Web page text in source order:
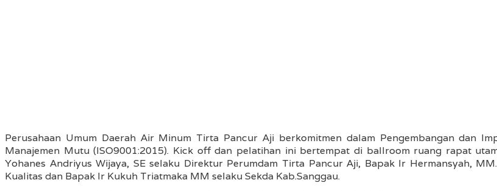
Perusahaan Umum Daerah Air Minum Tirta Pancur Aji berkomitmen dalam Pengembangan dan
Manajemen Mutu (ISO9001:2015). Kick off dan pelatihan ini bertempat di ballroom ruang rapat
Yohanes Andriyus Wijaya, SE selaku Direktur Perumdam Tirta Pancur Aji, Bapak Ir Hermansyah,
Kualitas dan Bapak Ir Kukuh Triatmaka MM selaku Sekda Kab.Sanggau.